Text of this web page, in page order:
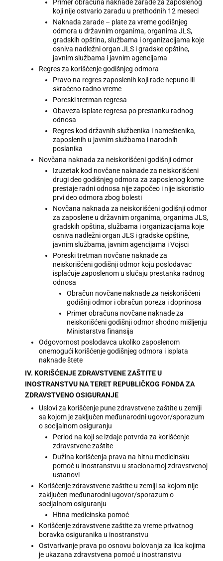
Primer obračuna naknade zarade za zaposlenog
koji nije ostvario zaradu u prethodnih 12 meseci
Naknada zarade – plate za vreme godišnjeg
odmora u državnim organima, organima JLS,
gradskih opština, službama i organizacijama koje
osniva nadležni organ JLS i gradske opštine,
javnim službama i javnim agencijama
Regres za korišćenje godišnjeg odmora
Pravo na regres zaposlenih koji rade nepuno ili
skraćeno radno vreme
Poreski tretman regresa
Obaveza isplate regresa po prestanku radnog
odnosa
Regres kod državnih službenika i nameštenika,
zaposlenih u javnim službama i narodnih
poslanika
Novčana naknada za neiskorišćeni godišnji odmor
Izuzetak kod novčane naknade za neiskorišćeni
drugi deo godišnjeg odmora za zaposlenog kome
prestaje radni odnosa nije započeo i nije iskoristio
prvi deo odmora zbog bolesti
Novčana naknada za neiskorišćeni godišnji odmor
za zaposlene u državnim organima, organima JLS,
gradskih opština, službama i organizacijama koje
osniva nadležni organ JLS i gradske opštine,
javnim službama, javnim agencijama i Vojsci
Poreski tretman novčane naknade za
neiskorišćeni godišnji odmor koju poslodavac
isplaćuje zaposlenom u slučaju prestanka radnog
odnosa
Obračun novčane naknade za neiskorišćeni
godišnji odmor i obračun poreza i doprinosa
Primer obračuna novčane naknade za
neiskorišćeni godišnji odmor shodno mišljenju
Ministarstva finansija
Odgovornost poslodavca ukoliko zaposlenom
onemogući korišćenje godišnjeg odmora i isplata
naknade štete
IV. KORIŠĆENJE ZDRAVSTVENE ZAŠTITE U
INOSTRANSTVU NA TERET REPUBLIČKOG FONDA ZA
ZDRAVSTVENO OSIGURANJE
Uslovi za korišćenje pune zdravstvene zaštite u zemlji
sa kojom je zaključen međunarodni ugovor/sporazum
o socijalnom osiguranju
Period na koji se izdaje potvrda za korišćenje
zdravstvene zaštite
Dužina korišćenja prava na hitnu medicinsku
pomoć u inostranstvu u stacionarnoj zdravstvenoj
ustanovi
Korišćenje zdravstvene zaštite u zemlji sa kojom nije
zaključen međunarodni ugovor/sporazum o
socijalnom osiguranju
Hitna medicinska pomoć
Korišćenje zdravstvene zaštite za vreme privatnog
boravka osiguranika u inostranstvu
Ostvarivanje prava po osnovu bolovanja za lica kojima
je ukazana zdravstvena pomoć u inostranstvu